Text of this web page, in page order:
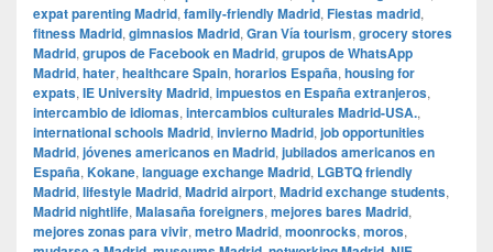
expat parenting Madrid, family-friendly Madrid, Fiestas madrid,
fitness Madrid, gimnasios Madrid, Gran Vía tourism, grocery stores
Madrid, grupos de Facebook en Madrid, grupos de WhatsApp
Madrid, hater, healthcare Spain, horarios España, housing for
expats, IE University Madrid, impuestos en España extranjeros,
intercambio de idiomas, intercambios culturales Madrid-USA.,
international schools Madrid, invierno Madrid, job opportunities
Madrid, jóvenes americanos en Madrid, jubilados americanos en
España, Kokane, language exchange Madrid, LGBTQ friendly
Madrid, lifestyle Madrid, Madrid airport, Madrid exchange students,
Madrid nightlife, Malasaña foreigners, mejores bares Madrid,
mejores zonas para vivir, metro Madrid, moonrocks, moros,